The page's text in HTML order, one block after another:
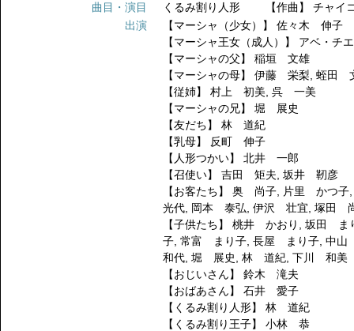
曲目・演目
くるみ割り人形 【作曲】 チャイ
出演
【マーシャ（少女）】佐々木 伸子
【マーシャ王女（成人）】 アベ・チエ
【マーシャの父】稲垣 文雄
【マーシャの母】伊藤 栄梨 ,蛭田
【従姉】村上 初美 ,呉 一美
【マーシャの兄】堀 展史
【友だち】林 道紀
【乳母】
反町 伸子
【人形つかい】北井 一郎
【召使い】吉田 矩夫 ,坂井 靭彦
【お客たち】奥 尚子 片里 かつ子
光代 岡本 泰弘 ,伊沢 壮宜 ,塚田
【子供たち】桃井 かおり ,坂田 ま
子 ,常富 まり子 ,長屋 まり子 ,中山
和代 ,堀 展史 ,林 道紀 ,下川 和美
【おじいさん】鈴木 滝夫
【おばあさん】石井 愛子
【くるみ割り人形】林 道紀
【くるみ割り王子】小林 恭